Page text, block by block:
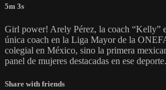
5m 3s
Girl power! Arely Pérez, la coach “Kelly”
única coach en la Liga Mayor de la
colegial en México, sino la primera
panel de mujeres destacadas en ese deporte.
Share with friends